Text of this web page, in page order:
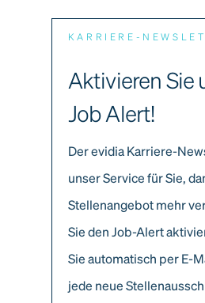
KARRIERE-
Aktivieren Sie
Job Alert!
Der evidia Karriere-
unser Service für Sie,
Stellenangebot mehr
Sie den Job-Alert
Sie automatisch per E-
jede neue